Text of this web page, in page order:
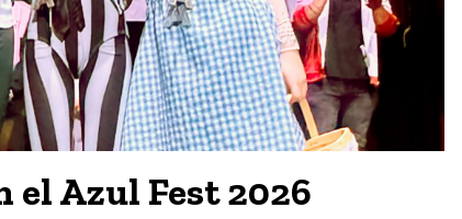
el Azul Fest 2026